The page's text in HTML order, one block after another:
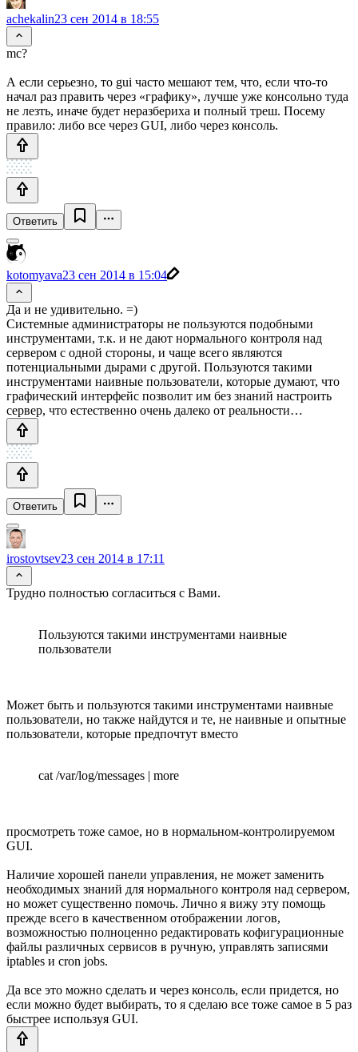
achekalin23 сен 2014 в 18:55
mc?
А если серьезно, то gui часто мешают тем, что, если что-то
начал раз править через «графику», лучше уже консольно туда
не лезть, иначе будет неразбериха и полный треш. Посему
правило: либо все через GUI, либо через консоль.
Ответить
kotomyava23 сен 2014 в 15:04
Да и не удивительно. =)
Системные администраторы не пользуются подобными
инструментами, т.к. и не дают нормального контроля над
сервером с одной стороны, и чаще всего являются
потенциальными дырами с другой. Пользуются такими
инструментами наивные пользователи, которые думают, что
графический интерфейс позволит им без знаний настроить
сервер, что естественно очень далеко от реальности…
Ответить
irostovtsev23 сен 2014 в 17:11
Трудно полностью согласиться с Вами.
Пользуются такими инструментами наивные
пользователи
Может быть и пользуются такими инструментами наивные
пользователи, но также найдутся и те, не наивные и опытные
пользователи, которые предпочтут вместо
cat /var/log/messages | more
просмотреть тоже самое, но в нормальном-контролируемом
GUI.
Наличие хорошей панели управления, не может заменить
необходимых знаний для нормального контроля над сервером,
но может существенно помочь. Лично я вижу эту помощь
прежде всего в качественном отображении логов,
возможностью полноценно редактировать кофигурационные
файлы различных сервисов в ручную, управлять записями
iptables и cron jobs.
Да все это можно сделать и через консоль, если придется, но
если можно будет выбирать, то я сделаю все тоже самое в 5 раз
быстрее используя GUI.